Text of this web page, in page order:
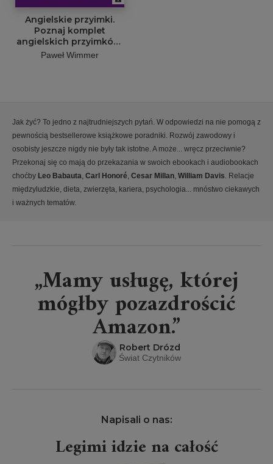
Angielskie przyimki.
Poznaj komplet
angielskich przyimków,
na 1000 praktycznych
Paweł Wimmer
Jak żyć? To jedno z najtrudniejszych pytań. W odpowiedzi na nie pomogą z
pewnością bestsellerowe książkowe poradniki. Rozwój zawodowy i
osobisty jeszcze nigdy nie były tak istotne. A może... wręcz przeciwnie?
Przekonaj się co mają do przekazania w swoich ebookach i audiobookach
choćby Leo Babauta, Carl Honoré, Cesar Millan, William Davis. Relacje
międzyludzkie, dieta, zwierzęta, kariera, psychologia... mnóstwo ciekawych
i ważnych tematów.
„Mamy usługę, której
mógłby pozazdrościć
Amazon.”
Robert Drózd
Świat Czytników
Napisali o nas:
Legimi idzie na całość